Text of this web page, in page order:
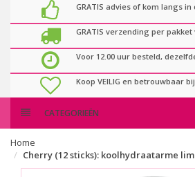
GRATIS advies of kom langs
GRATIS verzending per pakket
Voor 12.00 uur besteld,
Koop VEILIG en betrouwbaar
CATEGORIEËN
Home
Cherry (12 sticks): koolhydraatarme